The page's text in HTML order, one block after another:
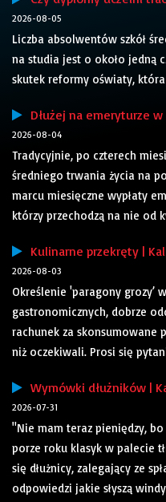
2026-08-05
Liczba absolwentów szkół
na studia jest o około jedną
skutek reformy oświaty, która
Dłużej na emeryturze
2026-08-04
Tradycyjnie, po czterech
średniego trwania życia na
marcu miesięczne wypłaty
którzy przechodzą na nie od
Kulinarne przekręty |
2026-08-03
Określenie 'paragony grozy’
gastronomicznych, dobrze
rachunek za skonsumowane
niż oczekiwali. Prosi się
Wymówki dłużników |
2026-07-31
"Nie mam teraz pieniędzy,
porze roku klasyk w palecie
się dłużnicy, zalegający ze
odpowiedzi jakie słyszą